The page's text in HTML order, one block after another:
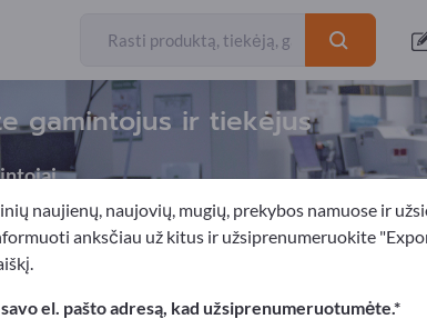
gamintojus ir tiekėjus
naujienų, naujovių, mugių, prekybos namuose ir
anksčiau už kitus ir užsiprenumeruokite
el. pašto adresą, kad užsiprenumeruotumėte.